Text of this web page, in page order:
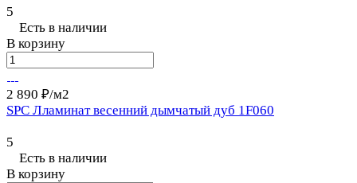
5
Есть в наличии
В корзину
2 890 ₽/м2
SPC Лламинат весенний дымчатый дуб 1F060
5
Есть в наличии
В корзину